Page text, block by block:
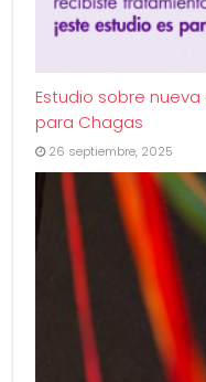
Estudio sobre
para Chagas
26 septiembre, 2025